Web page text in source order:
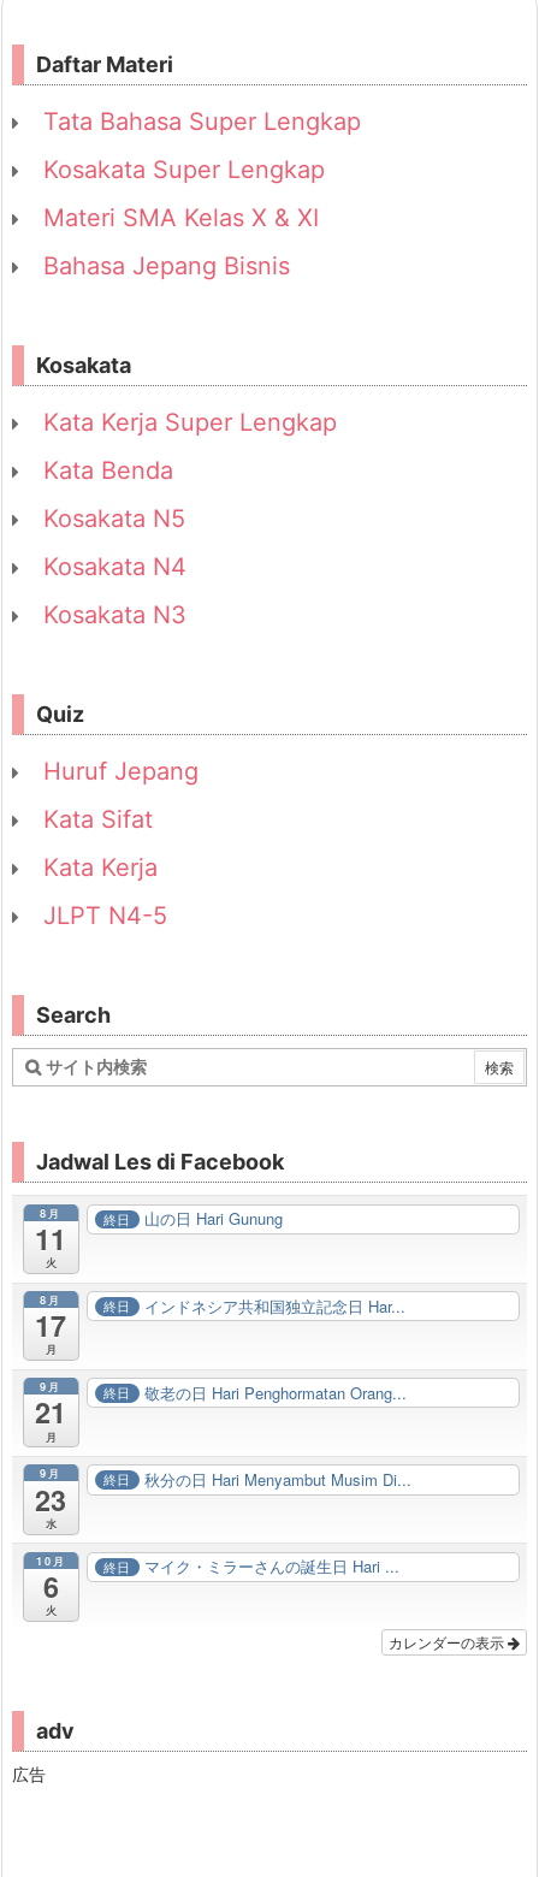
Daftar Materi
Tata Bahasa Super Lengkap
Kosakata Super Lengkap
Materi SMA Kelas X & XI
Bahasa Jepang Bisnis
Kosakata
Kata Kerja Super Lengkap
Kata Benda
Kosakata N5
Kosakata N4
Kosakata N3
Quiz
Huruf Jepang
Kata Sifat
Kata Kerja
JLPT N4-5
Search
Jadwal Les di Facebook
8月
11
火
終日 山の日 Hari Gunung
8月
17
月
終日 インドネシア共和国独立記念日 Har...
9月
21
月
終日 敬老の日 Hari Penghormatan Orang...
9月
23
水
終日 秋分の日 Hari Menyambut Musim Di...
10月
6
火
終日 マイク・ミラーさんの誕生日 Hari ...
カレンダーの表示
adv
広告